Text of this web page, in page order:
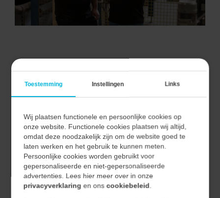
VAN ALLE MARKTEN THUIS.
Bij Vecon Engineers begrijpen we dat elke markt unieke
uitdagingen en kansen biedt.
Door nauwe samenwerking met onze klanten begrijpen
we hun unieke behoeften en vertalen we deze naar
effectieve en duurzame oplossingen.
Toestemming Instellingen Links
Wij plaatsen functionele en persoonlijke cookies op
onze website. Functionele cookies plaatsen wij altijd,
omdat deze noodzakelijk zijn om de website goed te
laten werken en het gebruik te kunnen meten.
Persoonlijke cookies worden gebruikt voor
gepersonaliseerde en niet-gepersonaliseerde
advertenties. Lees hier meer over in onze
privacyverklaring en onscookiebeleid.